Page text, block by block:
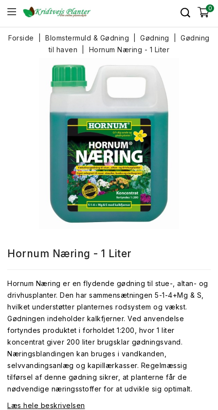
0
Forside Blomstermuld & Gødning Gødning
Gødning
til haven
Hornum Næring - 1 Liter
Hornum Næring - 1 Liter
Hornum Næring er en flydende gødning til stue-, altan- og
drivhusplanter. Den har sammensætningen 5-1-4+Mg & S,
hvilket understøtter planternes rodsystem og vækst.
Gødningen indeholder kalkfjerner. Ved anvendelse
fortyndes produktet i forholdet 1:200, hvor 1 liter
koncentrat giver 200 liter brugsklar gødningsvand.
Næringsblandingen kan bruges i vandkanden,
selvvandingsanlæg og kapillærkasser. Regelmæssig
tilførsel af denne gødning sikrer, at planterne får de
nødvendige næringsstoffer for at udvikle sig optimalt.
Læs hele beskrivelsen